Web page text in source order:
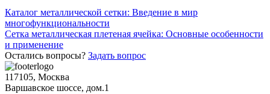
Навигация
по
записям
Каталог металлической сетки: Введение в мир
многофункциональности
Сетка металлическая плетеная ячейка: Основные особенности
и применение
Остались вопросы? Задать вопрос
117105, Москва
Варшавское шоссе, дом.1